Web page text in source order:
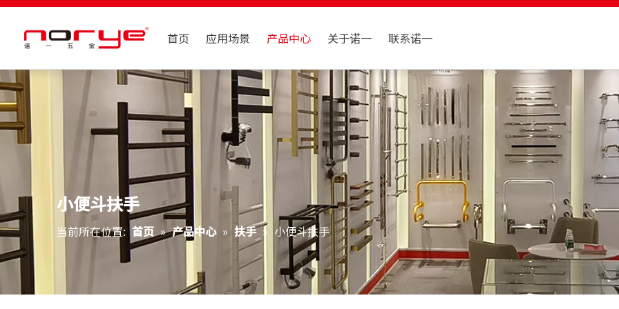
首页 应用场景 产品中心 关于诺一 联系诺一
小便斗扶手
当前所在位置: 首页 » 产品中心 » 扶手 » 小便斗扶手